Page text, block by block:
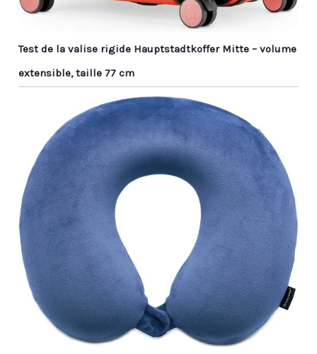
Test de la valise rigide Hauptstadtkoffer Mitte – volume
extensible, taille 77 cm